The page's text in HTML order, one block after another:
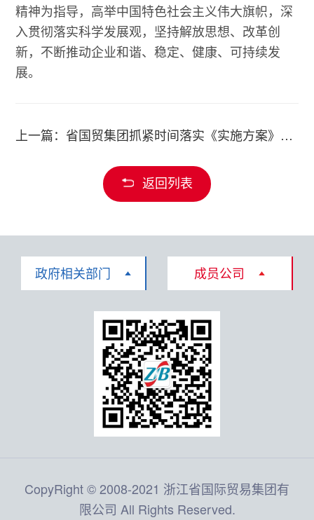
精神为指导，高举中国特色社会主义伟大旗帜，深
入贯彻落实科学发展观，坚持解放思想、改革创
新，不断推动企业和谐、稳定、健康、可持续发
展。
上一篇：省国贸集团抓紧时间落实《实施方案》各项工作正在有条不紊地推进之中
返回列表
政府相关部门 成员公司
CopyRight © 2008-2021 浙江省国际贸易集团有
限公司 All Rights Reserved.